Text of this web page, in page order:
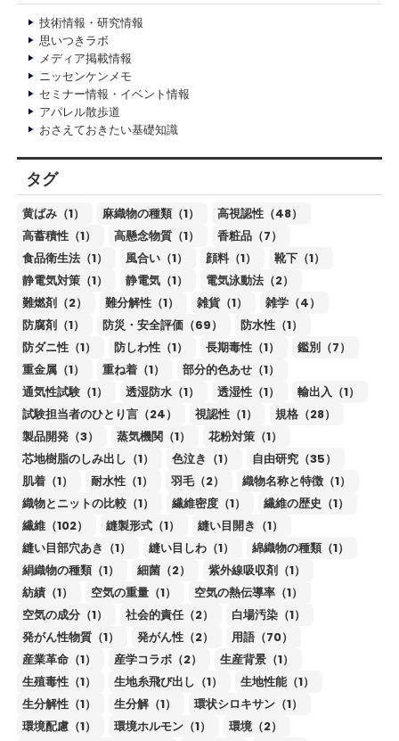
技術情報・研究情報
思いつきラボ
メディア掲載情報
ニッセンケンメモ
セミナー情報・イベント情報
アパレル散歩道
おさえておきたい基礎知識
タグ
黄ばみ（1） 麻織物の種類（1）
高視認性（48）
高蓄積性（1）
高懸念物質（1）
香粧品（7）
食品衛生法（1）
風合い（1） 顔料（1）
靴下（1）
静電気対策（1）
静電気（1）
電気泳動法（2）
難燃剤（2）
難分解性（1） 雑貨（1）
雑学（4）
防腐剤（1）
防災・安全評価（69）
防水性（1）
防ダニ性（1）
防しわ性（1） 長期毒性（1）
鑑別（7）
重金属（1）
重ね着（1）
部分的色あせ（1）
通気性試験（1）
透湿防水（1） 透湿性（1）
輸出入（1）
試験担当者のひとり言（24）
視認性（1）
規格（28）
製品開発（3）
蒸気機関（1）
花粉対策（1）
芯地樹脂のしみ出し（1）
色泣き（1）
自由研究（35）
肌着（1）
耐水性（1） 羽毛（2）
織物名称と特徴（1）
織物とニットの比較（1）
繊維密度（1）
繊維の歴史（1）
繊維（102）
縫製形式（1）
縫い目開き（1）
縫い目部穴あき（1）
縫い目しわ（1）
綿織物の種類（1）
絹織物の種類（1）
細菌（2）
紫外線吸収剤（1）
紡績（1）
空気の重量（1）
空気の熱伝導率（1）
空気の成分（1）
社会的責任（2）
白場汚染（1）
発がん性物質（1）
発がん性（2）
用語（70）
産業革命（1）
産学コラボ（2）
生産背景（1）
生殖毒性（1）
生地糸飛び出し（1）
生地性能（1）
生分解性（1）
生分解（1）
環状シロキサン（1）
環境配慮（1）
環境ホルモン（1）
環境（2）